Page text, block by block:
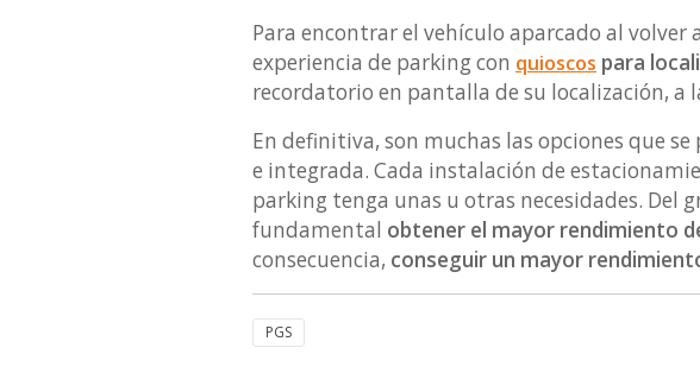
Para encontrar el vehículo aparcado al
experiencia de parking con quioscos para
recordatorio en pantalla de su localización, a
En definitiva, son muchas las opciones que
e integrada. Cada instalación de
parking tenga unas u otras necesidades. Del
fundamental obtener el mayor rendimiento
consecuencia, conseguir un mayor
PGS